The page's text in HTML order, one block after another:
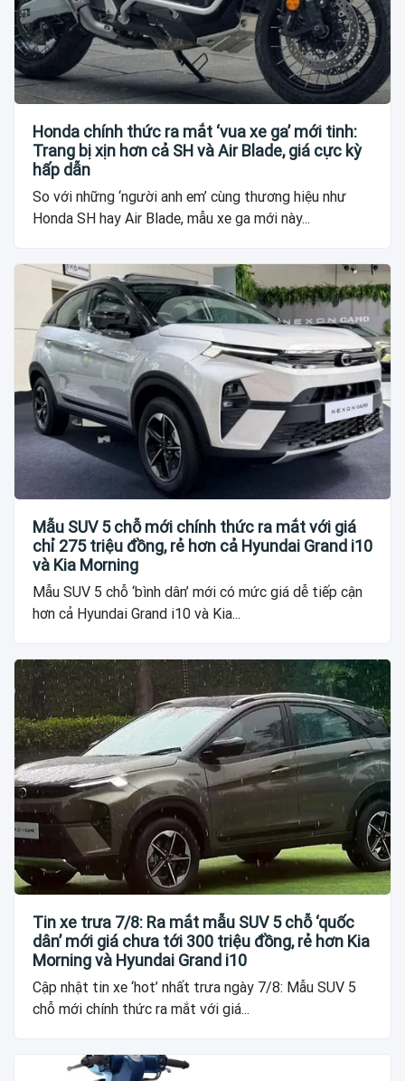
Honda chính thức ra mắt ‘vua xe ga’ mới tinh:
Trang bị xịn hơn cả SH và Air Blade, giá cực kỳ
hấp dẫn
So với những ‘người anh em’ cùng thương hiệu như
Honda SH hay Air Blade, mẫu xe ga mới này...
Mẫu SUV 5 chỗ mới chính thức ra mắt với giá
chỉ 275 triệu đồng, rẻ hơn cả Hyundai Grand i10
và Kia Morning
Mẫu SUV 5 chỗ ‘bình dân’ mới có mức giá dễ tiếp cận
hơn cả Hyundai Grand i10 và Kia...
Tin xe trưa 7/8: Ra mắt mẫu SUV 5 chỗ ‘quốc
dân’ mới giá chưa tới 300 triệu đồng, rẻ hơn Kia
Morning và Hyundai Grand i10
Cập nhật tin xe ‘hot’ nhất trưa ngày 7/8: Mẫu SUV 5
chỗ mới chính thức ra mắt với giá...